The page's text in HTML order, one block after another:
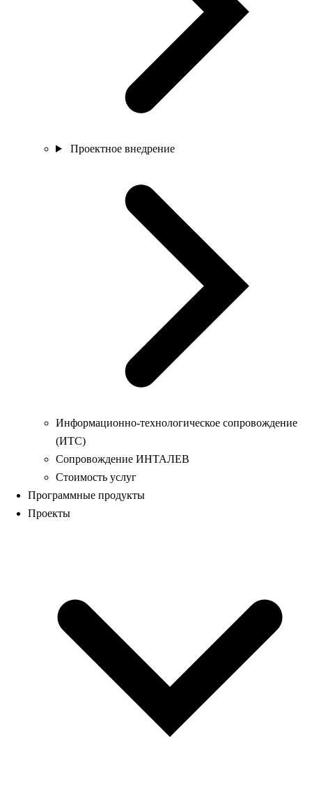
Проектное внедрение
Информационно-технологическое сопровождение
(ИТС)
Сопровождение ИНТАЛЕВ
Стоимость услуг
Программные продукты
Проекты